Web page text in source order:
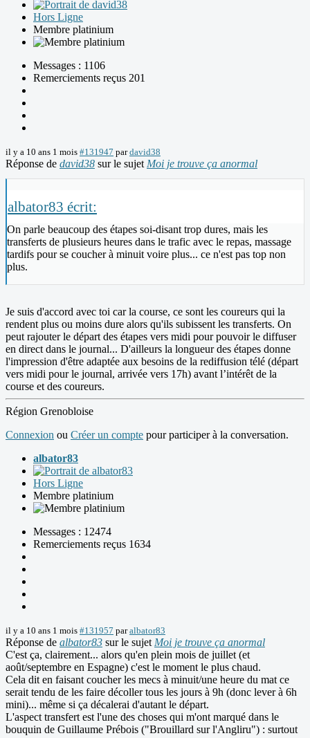
Hors Ligne
Membre platinium
Messages : 1106
Remerciements reçus 201
il y a 10 ans 1 mois #131947 pardavid38
Réponse de david38 sur le sujet Moi je trouve ça anormal
albator83 écrit:
On parle beaucoup des étapes soi-disant trop dures, mais les
transferts de plusieurs heures dans le trafic avec le repas, massage
tardifs pour se coucher à minuit voire plus... ce n'est pas top non
plus.
Je suis d'accord avec toi car la course, ce sont les coureurs qui la
rendent plus ou moins dure alors qu'ils subissent les transferts. On
peut rajouter le départ des étapes vers midi pour pouvoir le diffuser
en direct dans le journal... D'ailleurs la longueur des étapes donne
l'impression d'être adaptée aux besoins de la rediffusion télé (départ
vers midi pour le journal, arrivée vers 17h) avant l’intérêt de la
course et des coureurs.
Région Grenobloise
Connexion ou Créer un compte pour participer à la conversation.
albator83
Hors Ligne
Membre platinium
Messages : 12474
Remerciements reçus 1634
il y a 10 ans 1 mois #131957 paralbator83
Réponse de albator83 sur le sujet Moi je trouve ça anormal
C'est ça, clairement... alors qu'en plein mois de juillet (et
août/septembre en Espagne) c'est le moment le plus chaud.
Cela dit en faisant coucher les mecs à minuit/une heure du mat ce
serait tendu de les faire décoller tous les jours à 9h (donc lever à 6h
mini)... même si ça décalerai d'autant le départ.
L'aspect transfert est l'une des choses qui m'ont marqué dans le
bouquin de Guillaume Prébois ("Brouillard sur l'Angliru") : surtout